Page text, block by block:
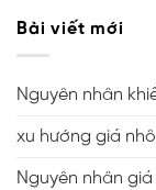
Bài viết mới
Nguyên nhân
xu hướng giá
Nguyên nhân